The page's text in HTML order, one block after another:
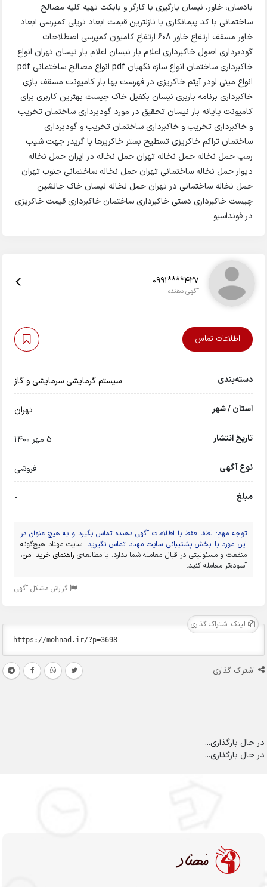
بادسان، خاور، نیسان بارگیری با کارگر و بابکت تهیه کلیه مصالح
ساختمانی با کد پیمانکاری با نازلترین قیمت ابعاد تریلی کمپرسی ابعاد
خاور مسقف ارتفاع خاور 608 ارتفاع کامیون کمپرسی اصطلاحات
گودبرداری اصول خاکبرداری اعلام بار نیسان اعلام بار نیسان تهران انواع
خاکبرداری ساختمان انواع سازه نگهبان pdf انواع مصالح ساختمانی pdf
انواع مینی لودر آیتم خاکریزی در فهرست بها بار کامیونت مسقف بازی
خاکبرداری برنامه باربری نیسان بکفیل خاک چیست بهترین کاربری برای
کامیونت پایانه بار نیسان تحقیق در مورد گودبرداری ساختمان تخریب
و خاکبرداری تخریب و خاکبرداری ساختمان تخریب و گودبرداری
ساختمان تراکم خاکریزی تسطیح بستر خاکریزها با گریدر جهت شیب
رمپ حمل نخاله حمل نخاله تهران حمل نخاله در ایران حمل نخاله
دیوار حمل نخاله ساختمانی تهران حمل نخاله ساختمانی جنوب تهران
حمل نخاله ساختمانی در تهران حمل نخاله نیسان خاک جانشین
چیست خاکبرداری دستی خاکبرداری ساختمان خاکبرداری قیمت خاکریزی
در فونداسیو
0991****427
آگهی دهنده
اطلاعات تماس
دسته‌بندی سیستم گرمایشی سرمایشی و گاز
استان / شهر تهران
تاریخ انتشار 5 مهر 1400
نوع آگهی فروشی
مبلغ -
توجه مهم: لطفا فقط با اطلاعات آگهی دهنده تماس بگیرد و به هیچ عنوان در
این مورد با بخش پشتیبانی سایت مهناد تماس نگیرید. سایت مهناد هیچ‌گونه
منفعت و مسئولیتی در قبال معامله شما ندارد. با مطالعه‌ی راهنمای خرید امن،
آسوده‌تر معامله کنید.
گزارش مشکل آگهی
لینک اشتراک گذاری
اشتراک گذاری
در حال بارگذاری...
در حال بارگذاری...